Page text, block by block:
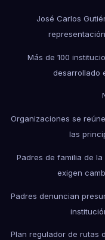
José Carlos
Más de 100
desarrollado
Organizaciones se
las
Padres de familia de la
exigen
Padres denuncian
Plan regulador de rutas